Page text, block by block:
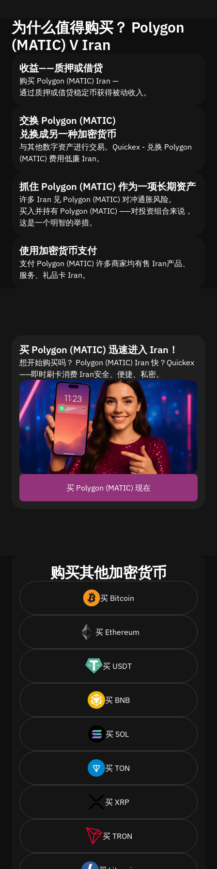
为什么值得购买？ Polygon
(MATIC) V Iran
收益——质押或借贷
购买 Polygon (MATIC) Iran —
通过质押或借贷稳定币获得被动收入。
交换 Polygon (MATIC)
兑换成另一种加密货币
与其他数字资产进行交易。Quickex - 兑换 Polygon
(MATIC) 费用低廉 Iran。
抓住 Polygon (MATIC) 作为一项长期资产
许多 Iran 见 Polygon (MATIC) 对冲通胀风险。
买入并持有 Polygon (MATIC) ——对投资组合来说，
这是一个明智的举措。
使用加密货币支付
支付 Polygon (MATIC) 许多商家均有售 Iran产品、
服务、礼品卡 Iran。
买 Polygon (MATIC) 迅速进入 Iran！
想开始购买吗？ Polygon (MATIC) Iran 快？Quickex
——即时刷卡消费 Iran安全、便捷、私密。
买 Polygon (MATIC) 现在
购买其他加密货币
买 Bitcoin
买 Ethereum
买 USDT
买 BNB
买 SOL
买 TON
买 XRP
买 TRON